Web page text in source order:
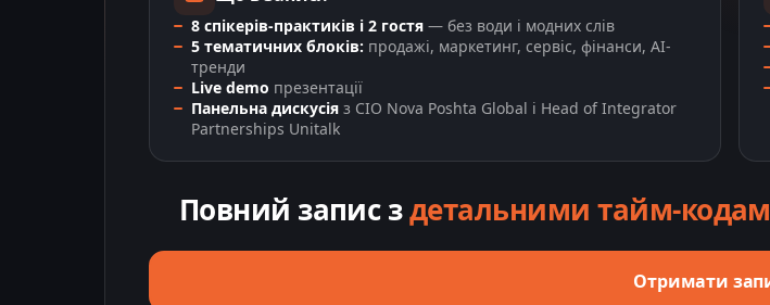
8 спікерів-практиків і 2 гостя — без води і модних слів
5 тематичних блоків: продажі, маркетинг, сервіс, фінанси, AI-
тренди
Live demo презентації
Панельна дискусія з CIO Nova Poshta Global і Head of Integrator
Partnerships Unitalk
Повний запис здетальними тайм-
Отримати